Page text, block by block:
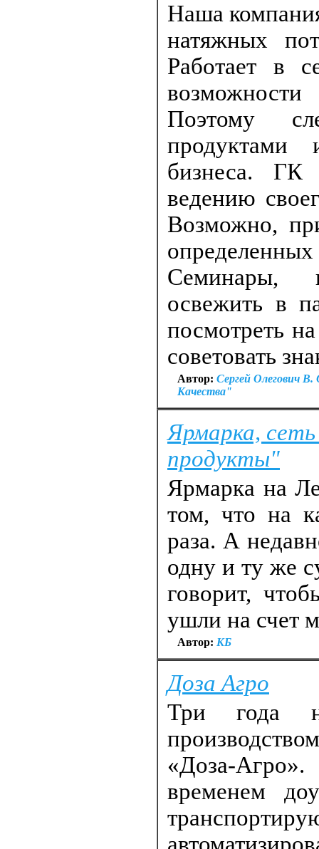
Наша
натяжных
Работает в
Поэтому
бизнеса. ГК
ведению
Возможно,
Семинары,
освежить в
посмотреть
советовать
Автор: Сергей Олегович
Качества"
Ярмарка,
продукты"
Ярмарка на
том, что на
раза. А
одну и ту же
говорит,
ушли на счет
Автор: КБ
Доза Агро
Три года
«Доза-
временем